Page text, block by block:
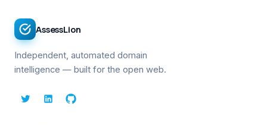
AssessLion
Independent, automated domain
intelligence — built for the open web.